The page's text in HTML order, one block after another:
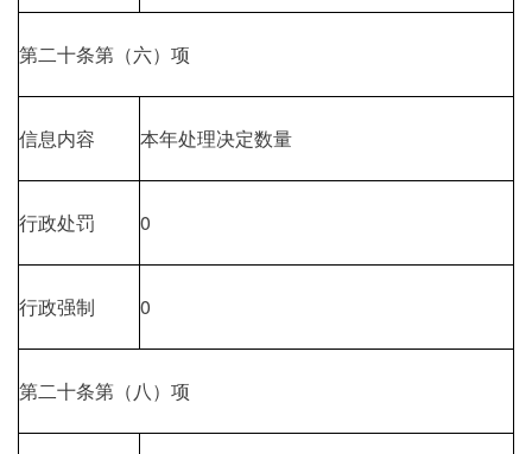
第二十条第（六）项
信息内容 本年处理决定数量
行政处罚 0
行政强制 0
第二十条第（八）项